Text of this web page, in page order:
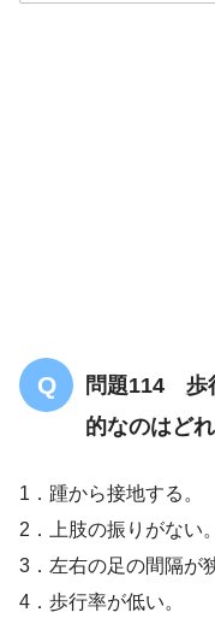
問題114 歩
的なのはどれ
1．踵から接地する。
2．上肢の振りがない。
3．左右の足の間隔が
4．歩行率が低い。